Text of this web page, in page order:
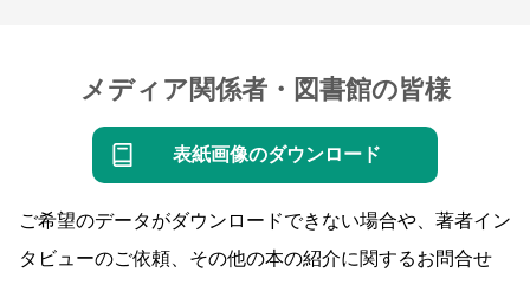
メディア関係者・図書館の皆様
表紙画像のダウンロード
ご希望のデータがダウンロードできない場合や、著者イン
タビューのご依頼、その他の本の紹介に関するお問合せ